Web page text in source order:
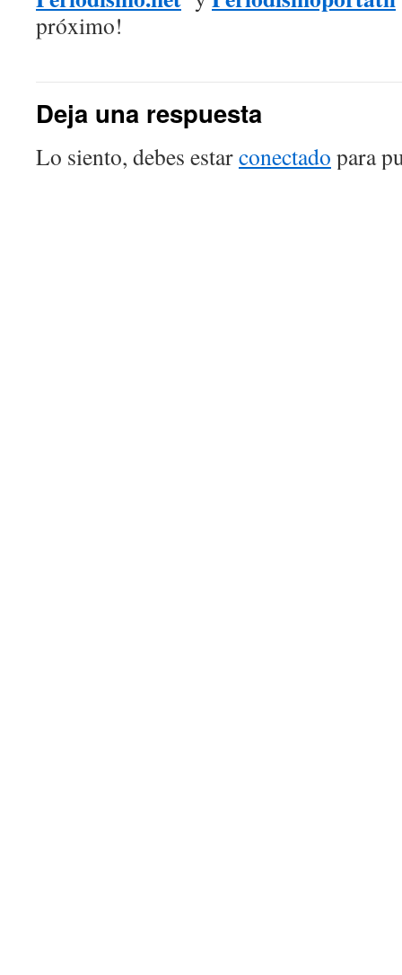
próximo!
Deja una respuesta
Lo siento, debes estarconectado para